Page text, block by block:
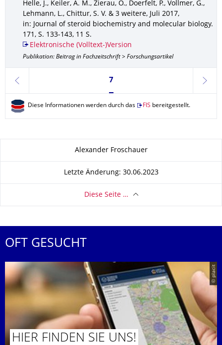
Helle, J., Keiler, A. M., Zierau, O., Doerfelt, P., Vollmer, G.,
Lehmann, L., Chittur, S. V. & 3 weitere, Juli 2017,
in: Journal of steroid biochemistry and molecular biology.
171 , S. 133-143, 11 S.
Elektronische (Volltext-)Version
Publikation: Beitrag in Fachzeitschrift > Forschungsartikel
zurück
Seite 7, aktuell ausgewählt
7
weiter
Diese Informationen werden durch das FIS bereitgestellt.
Zu dieser SeiteAlexander Froschauer
Letzte Änderung: 30.06.2023
Diese Seite …
OFT GESUCHT
© placit
HIER FINDEN SIE UNS!